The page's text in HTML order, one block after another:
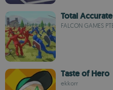
Total
FALCON GAMES
Taste of Hero
ekkorr